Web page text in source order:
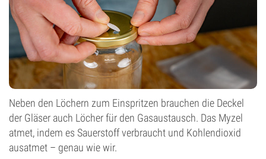
Neben den Löchern zum Einspritzen brauchen die Deckel
der Gläser auch Löcher für den Gasaustausch. Das Myzel
atmet, indem es Sauerstoff verbraucht und Kohlendioxid
ausatmet – genau wie wir.